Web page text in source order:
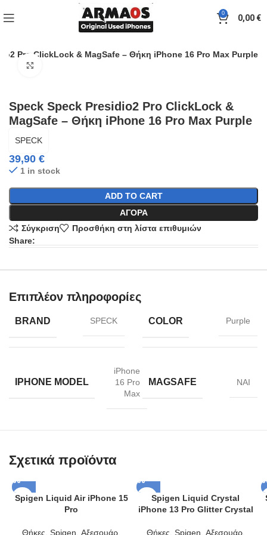
0 0,00€
Pro ClickLock & MagSafe – Θήκη iPhone 16 Pro Max Purple
Speck Speck Presidio2 Pro ClickLock &
MagSafe – Θήκη iPhone 16 Pro Max Purple
SPECK
39,90€
1 in stock
ADD TO CART
ΑΓΟΡΆ
Σύγκριση
Προσθήκη στη λίστα επιθυμιών
Share:
Επιπλέον πληροφορίες
BRAND SPECK COLOR Purple
IPHONE MODEL
iPhone
16 Pro
Max
MAGSAFE NAI
Σχετικά προϊόντα
Spigen Liquid Air iPhone 15
Pro
Θήκες Spigen Αξεσουάρ
Spigen Liquid Crystal
iPhone 13 Pro Glitter Crystal
Θήκες Spigen Αξεσουάρ,